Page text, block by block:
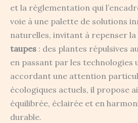
et la réglementation qui
voie à une palette de solutions
naturelles, invitant à repenser la
taupes : des plantes répulsives
en passant par les technologies
accordant une attention
écologiques actuels, il propose
équilibrée, éclairée et en
durable.